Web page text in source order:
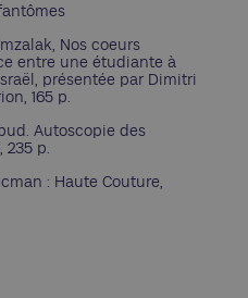
Nos coeurs
entre une étudiante à
présentée par Dimitri
165 p.
Autoscopie des
p.
: Haute Couture,